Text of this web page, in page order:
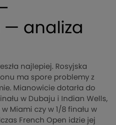
— analiza
najlepiej. Rosyjska
ma spore problemy z
Mianowicie dotarła do
w Dubaju i Indian Wells,
Miami czy w 1/8 finału w
French Open idzie jej